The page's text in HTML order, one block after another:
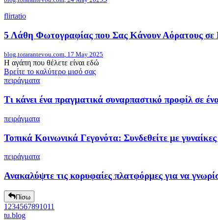
flirtatio
5 Λάθη Φωτογραφίας που Σας Κάνουν Αόρατους σε
blog.torarantevou.com, 17 May 2025
Η αγάπη που θέλετε είναι εδώ
Βρείτε το καλύτερο μισό σας
πειράγματα
Τι κάνει ένα πραγματικά συναρπαστικό προφίλ σε
πειράγματα
Τοπικά Κοινωνικά Γεγονότα: Συνδεθείτε με
πειράγματα
Ανακαλύψτε τις κορυφαίες πλατφόρμες για να
Πίσω
1 234567891011
tu.blog